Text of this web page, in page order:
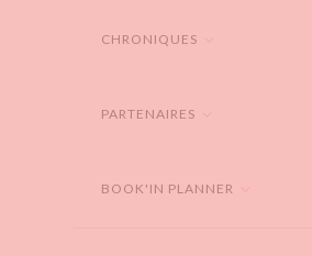
CHRONIQUES
PARTENAIRES
BOOK'IN PLANNER